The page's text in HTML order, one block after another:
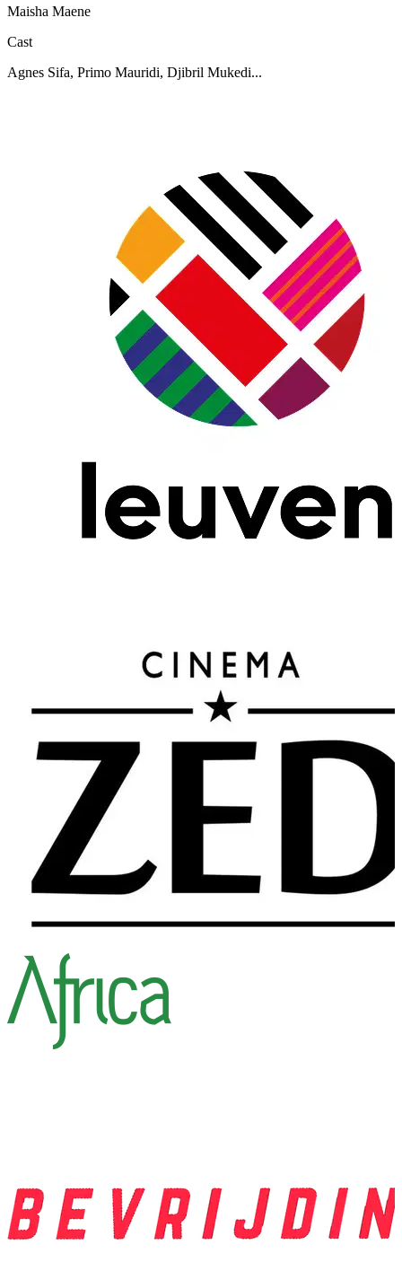
Maisha Maene
Cast
Agnes Sifa, Primo Mauridi, Djibril Mukedi...